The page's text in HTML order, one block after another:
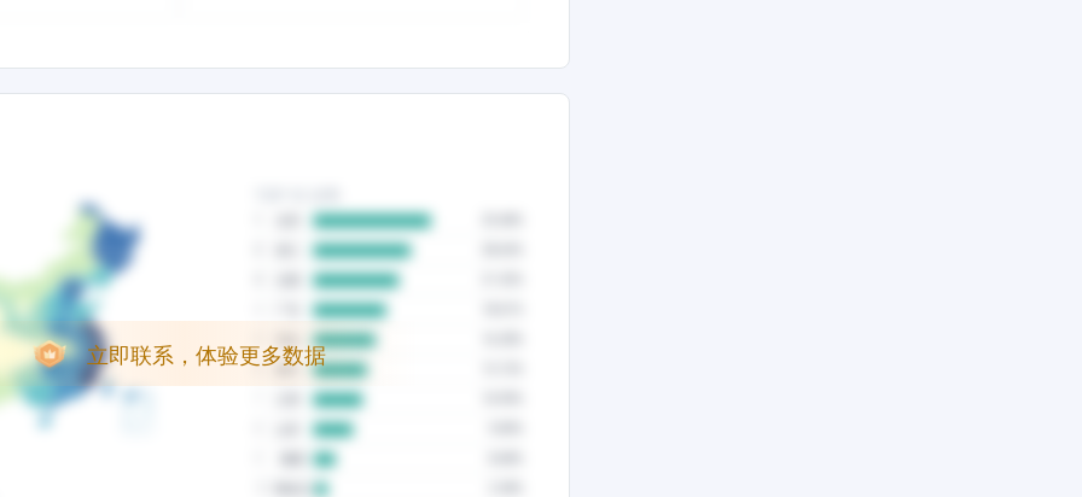
立即联系，体验更多数据